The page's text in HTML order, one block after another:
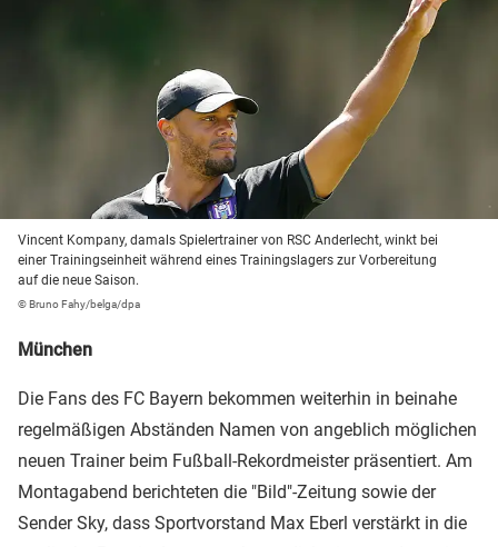
Vincent Kompany, damals Spielertrainer von RSC Anderlecht, winkt bei
einer Trainingseinheit während eines Trainingslagers zur Vorbereitung
auf die neue Saison.
© Bruno Fahy/belga/dpa
München
Die Fans des FC Bayern bekommen weiterhin in beinahe
regelmäßigen Abständen Namen von angeblich möglichen
neuen Trainer beim Fußball-Rekordmeister präsentiert. Am
Montagabend berichteten die "Bild"-Zeitung sowie der
Sender Sky, dass Sportvorstand Max Eberl verstärkt in die